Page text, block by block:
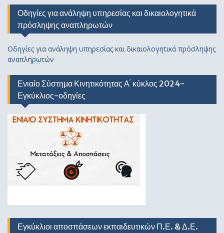
Οδηγίες για ανάληψη υπηρεσίας και δικαιολογητικά
πρόσληψης αναπληρωτών
Οδηγίες για ανάληψη υπηρεσίας και δικαιολογητικά πρόσληψης
αναπληρωτών
Ενιαίο Σύστημα Κινητικότητας Α ́ κύκλος 2024-
Εγκύκλιος-οδηγίες
Εγκύκλιοι αποσπάσεων εκπαιδευτικών Π.Ε. & Δ.Ε.